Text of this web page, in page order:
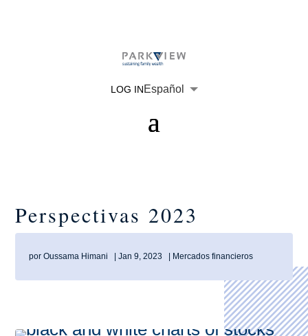
LOG INEspañol
Português
Perspectivas 2023
porOussama Himani |Jan 9, 2023 | Mercados financieros